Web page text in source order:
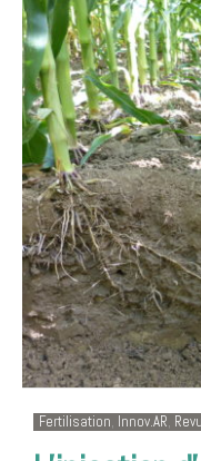
Fertilisation, Innov.AR,